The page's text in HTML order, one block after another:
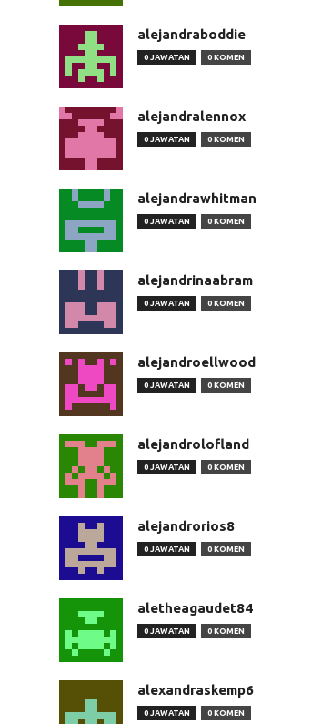
alejandraboddie
0 JAWATAN 0 KOMEN
alejandralennox
0 JAWATAN 0 KOMEN
alejandrawhitman
0 JAWATAN 0 KOMEN
alejandrinaabram
0 JAWATAN 0 KOMEN
alejandroellwood
0 JAWATAN 0 KOMEN
alejandrolofland
0 JAWATAN 0 KOMEN
alejandrorios8
0 JAWATAN 0 KOMEN
aletheagaudet84
0 JAWATAN 0 KOMEN
alexandraskemp6
0 JAWATAN 0 KOMEN